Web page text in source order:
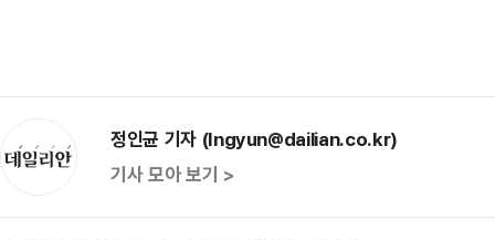
정인균 기자 (Ingyun@dailian.co.kr)
기사 모아 보기 >